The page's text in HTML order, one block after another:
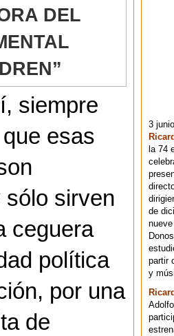
DEL
siempre
esas
sólo sirven
ceguera
política
por una
de
3
la 74
de
partir
y